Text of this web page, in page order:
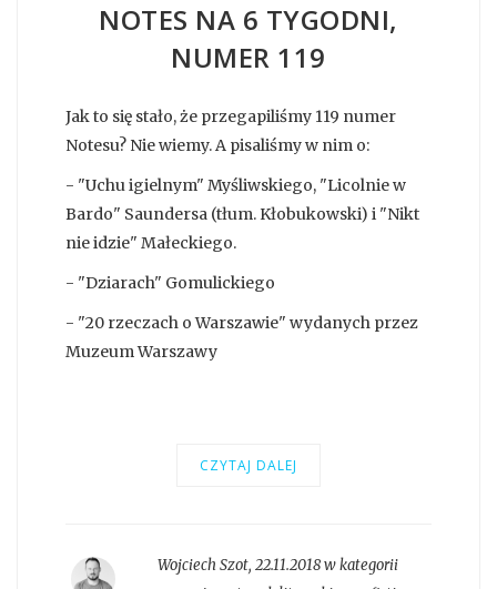
NOTES NA 6 TYGODNI,
NUMER 119
Jak to się stało, że przegapiliśmy 119 numer
Notesu? Nie wiemy. A pisaliśmy w nim o:
- "Uchu igielnym" Myśliwskiego, "Licolnie w
Bardo" Saundersa (tłum. Kłobukowski) i "Nikt
nie idzie" Małeckiego.
- "Dziarach" Gomulickiego
- "20 rzeczach o Warszawie" wydanych przez
Muzeum Warszawy
CZYTAJ DALEJ
Wojciech Szot, 22.11.2018 w kategorii